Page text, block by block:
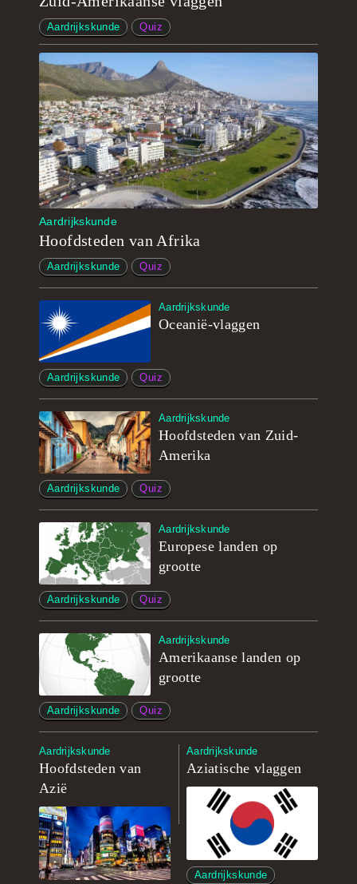
Aardrijkskunde Quiz
Aardrijkskunde
Hoofdsteden van Afrika
Aardrijkskunde Quiz
Aardrijkskunde
Oceanië-vlaggen
Aardrijkskunde Quiz
Aardrijkskunde
Hoofdsteden van Zuid-
Amerika
Aardrijkskunde Quiz
Aardrijkskunde
Europese landen op
grootte
Aardrijkskunde Quiz
Aardrijkskunde
Amerikaanse landen op
grootte
Aardrijkskunde Quiz
Aardrijkskunde
Hoofdsteden van
Azië
Aardrijkskunde
Aziatische vlaggen
Aardrijkskunde